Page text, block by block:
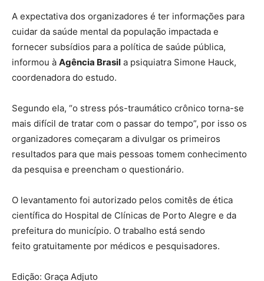
A expectativa dos organizadores é ter informações para
cuidar da saúde mental da população impactada e
fornecer subsídios para a política de saúde pública,
informou à Agência Brasil a psiquiatra Simone Hauck,
coordenadora do estudo.
Segundo ela, “o stress pós-traumático crônico torna-se
mais difícil de tratar com o passar do tempo”, por isso os
organizadores começaram a divulgar os primeiros
resultados para que mais pessoas tomem conhecimento
da pesquisa e preencham o questionário.
O levantamento foi autorizado pelos comitês de ética
científica do Hospital de Clínicas de Porto Alegre e da
prefeitura do município. O trabalho está sendo
feito gratuitamente por médicos e pesquisadores.
Edição: Graça Adjuto